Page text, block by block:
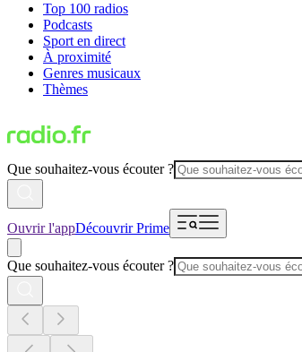
Top 100 radios
Podcasts
Sport en direct
À proximité
Genres musicaux
Thèmes
Que souhaitez-vous écouter ?
Ouvrir l'appDécouvrir Prime
Que souhaitez-vous écouter ?